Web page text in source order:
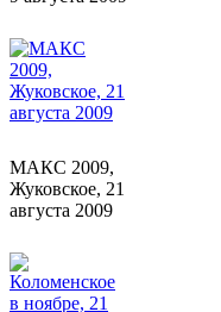
МАКС 2009,
Жуковское, 21
августа 2009